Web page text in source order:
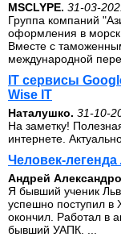
MSCLYPE. 31-03-
Группа компаний
оформления в
Вместе с
международной
IT сервисы
Wise IT
Наталушко. 31-10-
На заметку!
интернете.
Человек-
Андрей
Я бывший ученик
успешно поступил в
окончил. Работал в
бывший УАПК. ...